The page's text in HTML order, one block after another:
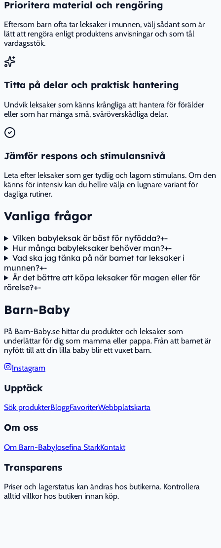
Prioritera material och rengöring
Eftersom barn ofta tar leksaker i munnen, välj sådant som är
lätt att rengöra enligt produktens anvisningar och som tål
vardagsstök.
Titta på delar och praktisk hantering
Undvik leksaker som känns krångliga att hantera för förälder
eller som har många små, svåröverskådliga delar.
Jämför respons och stimulansnivå
Leta efter leksaker som ger tydlig och lagom stimulans. Om den
känns för intensiv kan du hellre välja en lugnare variant för
dagliga rutiner.
Vanliga frågor
Vilken babyleksak är bäst för nyfödda?+-
Hur många babyleksaker behöver man?+-
Vad ska jag tänka på när barnet tar leksaker i
munnen?+-
Är det bättre att köpa leksaker för magen eller för
rörelse?+-
Barn-Baby
På Barn-Baby.se hittar du produkter och leksaker som
underlättar för dig som mamma eller pappa. Från att barnet är
nyfött till att din lilla baby blir ett vuxet barn.
Instagram
Upptäck
Sök produkterBloggFavoriterWebbplatskarta
Om oss
Om Barn-BabyJosefina StarkKontakt
Transparens
Priser och lagerstatus kan ändras hos butikerna. Kontrollera
alltid villkor hos butiken innan köp.